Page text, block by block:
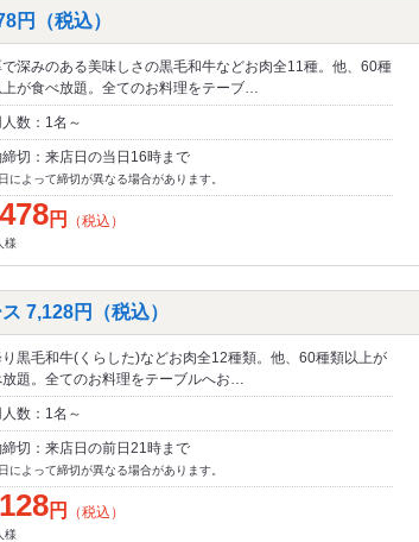
円（税込）
深みのある美味しさの黒毛和牛などお肉全11種。他、60種
上が食べ放題。全てのお料理をテーブ…
数：1名～
切：来店日の当日16時まで
によって締切が異なる場合があります。
円 （税込）
様
7,128円（税込）
黒毛和牛(くらした)などお肉全12種類。他、60種類以上が
放題。全てのお料理をテーブルへお…
数：1名～
切：来店日の前日21時まで
によって締切が異なる場合があります。
円 （税込）
様